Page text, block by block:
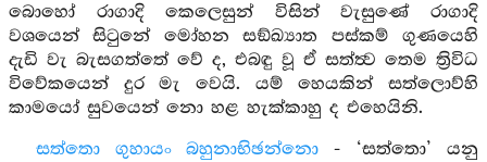
බොහෝ රාගාදි කෙලෙසුන් විසින් වැසුණේ රාගාදි
වශයෙන් සිටුනේ මෝහන සඞ්ඛ්‍යාත පස්කම් ගුණයෙහි
දැඩි වැ බැසගත්තේ වේ ද, එබඳු වූ ඒ සත්ත්‍ව තෙම ත්‍රිවිධ
විවේකයෙන් දුර මැ වෙයි. යම් හෙයකින් සත්ලොව්හි
කාමයෝ සුවයෙන් නො හළ හැක්කාහු ද එහෙයිනි.
සත්තො ගුහායං බහුනාභිඡන්නො - ‘සත්තො’ යනු